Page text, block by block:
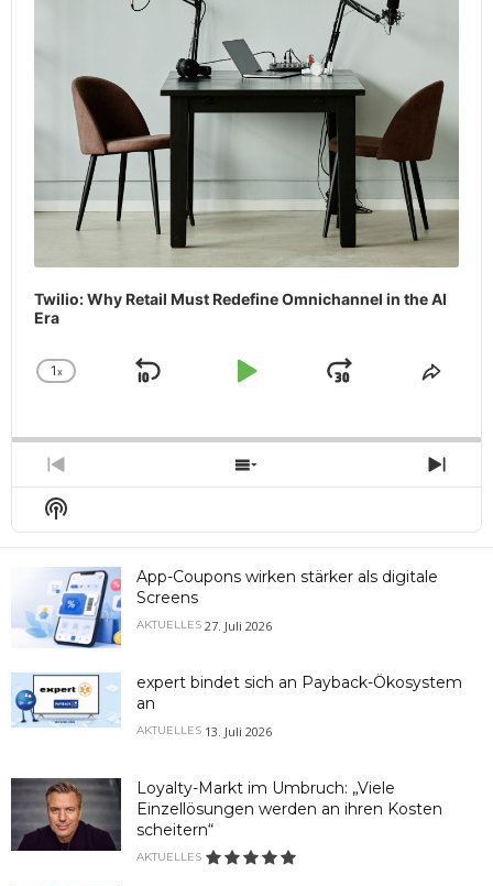
Twilio: Why Retail Must Redefine Omnichannel in the AI
Era
Change
1x
Skip
Play
Jump
Share
Previous
Episode
Show
Episodes
Next
Show
Podcast
Information
App-Coupons wirken stärker als digitale
Screens
AKTUELLES 27. Juli 2026
expert bindet sich an Payback-Ökosystem
an
AKTUELLES 13. Juli 2026
Loyalty-Markt im Umbruch: „Viele
Einzellösungen werden an ihren Kosten
scheitern“
AKTUELLES